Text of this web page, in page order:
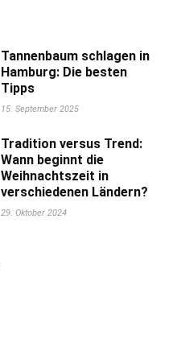
Tannenbaum schlagen in
Hamburg: Die besten
Tipps
15. September 2025
Tradition versus Trend:
Wann beginnt die
Weihnachtszeit in
verschiedenen Ländern?
29. Oktober 2024